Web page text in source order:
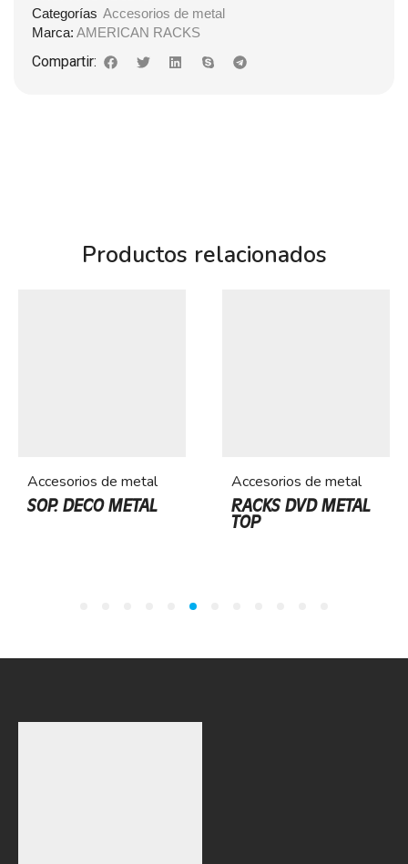
Categorías Accesorios de metal
Marca: AMERICAN RACKS
Compartir:
Productos relacionados
Accesorios de metal
SOP. DECO METAL
Accesorios de metal
RACKS DVD METAL
TOP
8